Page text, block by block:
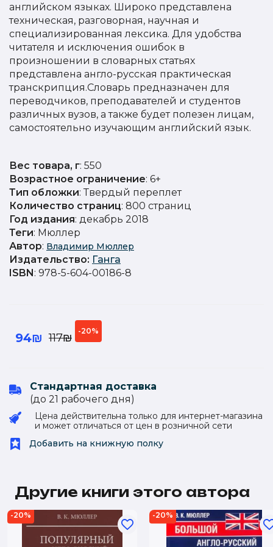
английском языках. Широко представлена
техническая, разговорная, научная и
специализированная лексика. Для удобства
читателя и исключения ошибок в
произношении в словарных статьях
представлена англо-русская практическая
транскрипция.Словарь предназначен для
переводчиков, преподавателей и студентов
различных вузов, а также будет полезен лицам,
самостоятельно изучающим английский язык.
Вес товара, г: 550
Возрастное ограничение: 6+
Тип обложки: Твердый переплет
Количество страниц: 800 страниц
Год издания: декабрь 2018
Теги: Мюллер
Автор: Владимир Мюллер
Издательство: Ганга
ISBN: 978-5-604-00186-8
94₪ 117₪
-20%
Стандартная доставка
(до 21 рабочего дня)
Цена действительна только для интернет-магазина
и может отличаться от цен в розничной сети
Добавить на книжную полку
Другие книги этого автора
-20% -20%